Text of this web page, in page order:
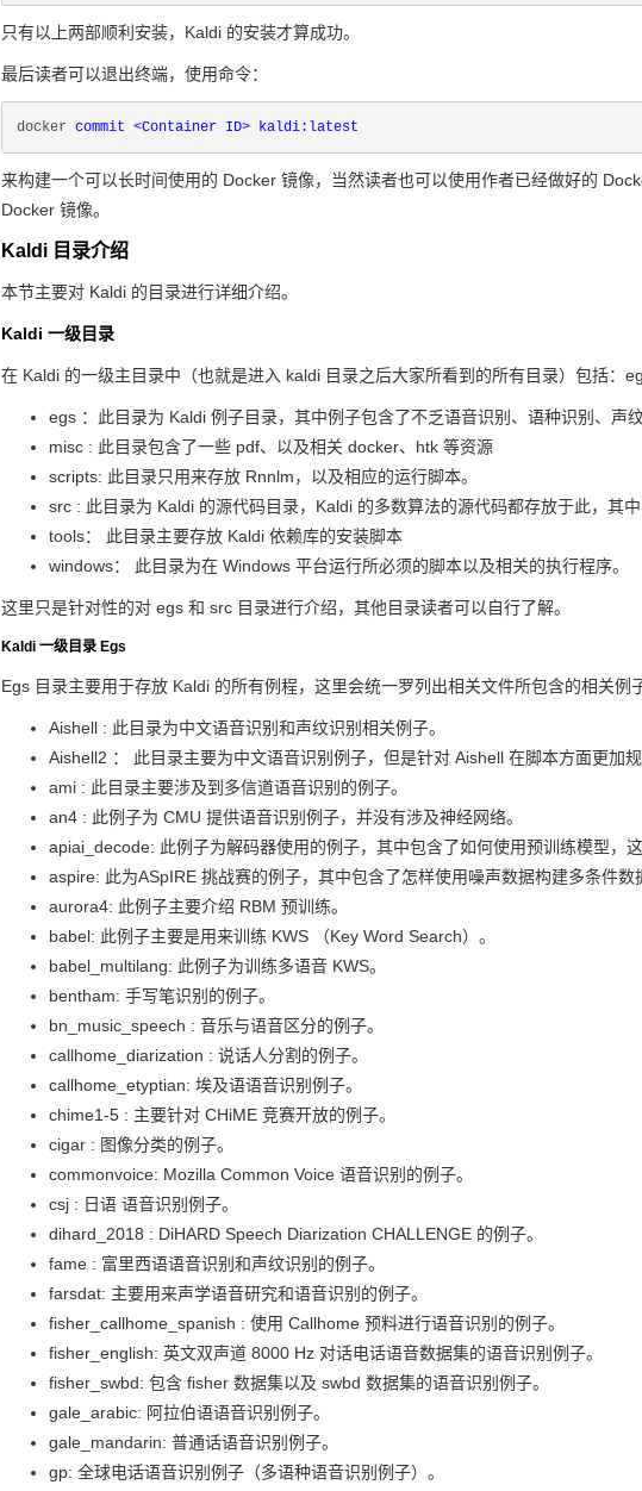
只有以上两部顺利安装，Kaldi 的安装才算成功。
最后读者可以退出终端，使用命令：
docker commit <Container
来构建一个可以长时间使用的 Docker 镜像，当然读者也可以使用作者已经做好的
Docker 镜像。
Kaldi 目录介绍
本节主要对 Kaldi 的目录进行详细介绍。
Kaldi 一级目录
在 Kaldi 的一级主目录中（也就是进入 kaldi 目录之后大家所看到的所有目录）包括：
egs ：此目录为 Kaldi 例子目录，其中例子包含了不乏语音识别、语种识别、声
misc : 此目录包含了一些 pdf、以及相关 docker、htk 等资源
scripts: 此目录只用来存放 Rnnlm，以及相应的运行脚本。
src : 此目录为 Kaldi 的源代码目录，Kaldi 的多数算法的源代码都存放于此，其
tools： 此目录主要存放 Kaldi 依赖库的安装脚本
windows： 此目录为在 Windows 平台运行所必须的脚本以及相关的执行程序。
这里只是针对性的对 egs 和 src 目录进行介绍，其他目录读者可以自行了解。
Kaldi 一级目录 Egs
Egs 目录主要用于存放 Kaldi 的所有例程，这里会统一罗列出相关文件所包含的相关例子
Aishell : 此目录为中文语音识别和声纹识别相关例子。
Aishell2 ： 此目录主要为中文语音识别例子，但是针对 Aishell 在脚本方面更加规
ami : 此目录主要涉及到多信道语音识别的例子。
an4 : 此例子为 CMU 提供语音识别例子，并没有涉及神经网络。
apiai_decode: 此例子为解码器使用的例子，其中包含了如何使用预训练模型，
aspire: 此为ASpIRE 挑战赛的例子，其中包含了怎样使用噪声数据构建多条件数
aurora4: 此例子主要介绍 RBM 预训练。
babel: 此例子主要是用来训练 KWS （Key Word Search）。
babel_multilang: 此例子为训练多语音 KWS。
bentham: 手写笔识别的例子。
bn_music_speech : 音乐与语音区分的例子。
callhome_diarization : 说话人分割的例子。
callhome_etyptian: 埃及语语音识别例子。
chime1-5 : 主要针对 CHiME 竞赛开放的例子。
cigar : 图像分类的例子。
commonvoice: Mozilla Common Voice 语音识别的例子。
csj : 日语 语音识别例子。
dihard_2018 : DiHARD Speech Diarization CHALLENGE 的例子。
fame : 富里西语语音识别和声纹识别的例子。
farsdat: 主要用来声学语音研究和语音识别的例子。
fisher_callhome_spanish : 使用 Callhome 预料进行语音识别的例子。
fisher_english: 英文双声道 8000 Hz 对话电话语音数据集的语音识别例子。
fisher_swbd: 包含 fisher 数据集以及 swbd 数据集的语音识别例子。
gale_arabic: 阿拉伯语语音识别例子。
gale_mandarin: 普通话语音识别例子。
gp: 全球电话语音识别例子（多语种语音识别例子）。